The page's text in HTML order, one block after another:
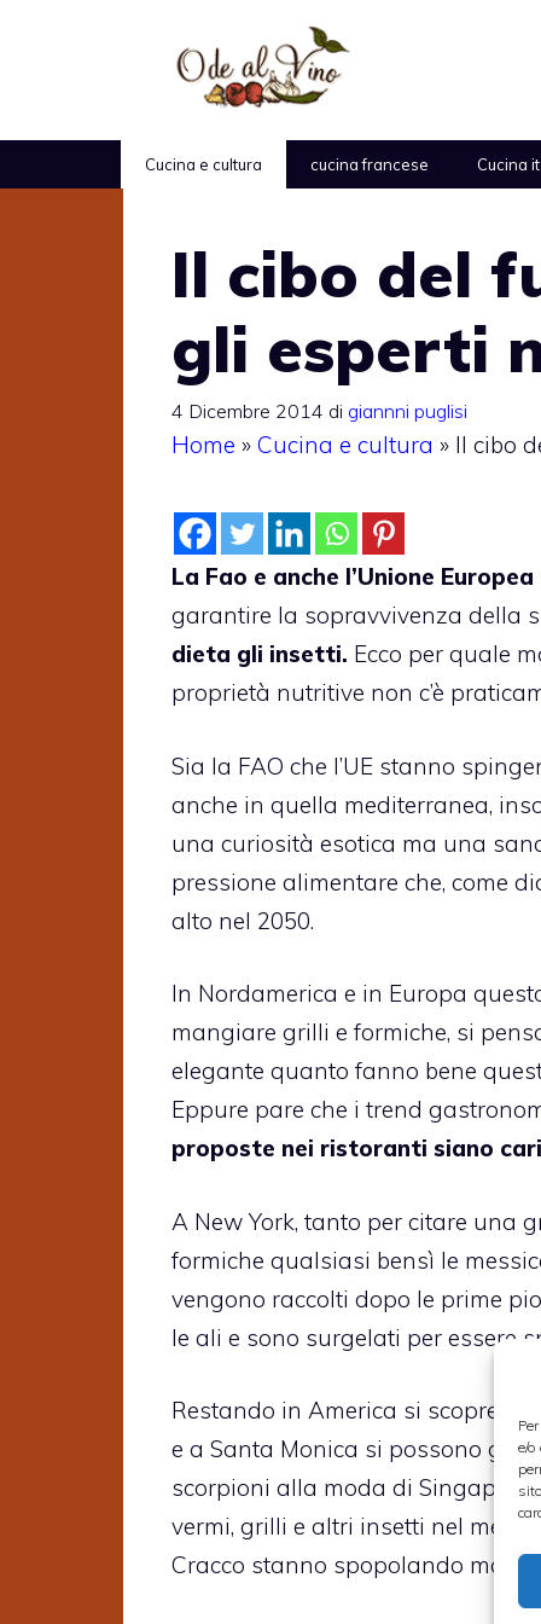
e/
Cucina e cultura cucina francese Cucina
Il cibo del
gli esperti
4 Dicembre 2014 di giannni puglisi
Home » Cucina e cultura » Il cibo
La Fao e anche l’Unione Europea
garantire la sopravvivenza della
dieta gli insetti. Ecco per quale
proprietà nutritive non c’è
Sia la FAO che l’UE stanno
anche in quella mediterranea,
una curiosità esotica ma una
pressione alimentare che, come
alto nel 2050.
In Nordamerica e in Europa
mangiare grilli e formiche, si
elegante quanto fanno bene
Eppure pare che i trend
proposte nei ristoranti siano
A New York, tanto per citare una
formiche qualsiasi bensì le
vengono raccolti dopo le prime
le ali e sono surgelati per essere
Restando in America si scopre
e a Santa Monica si possono
scorpioni alla moda di
vermi, grilli e altri insetti nel
Cracco stanno spopolando ma